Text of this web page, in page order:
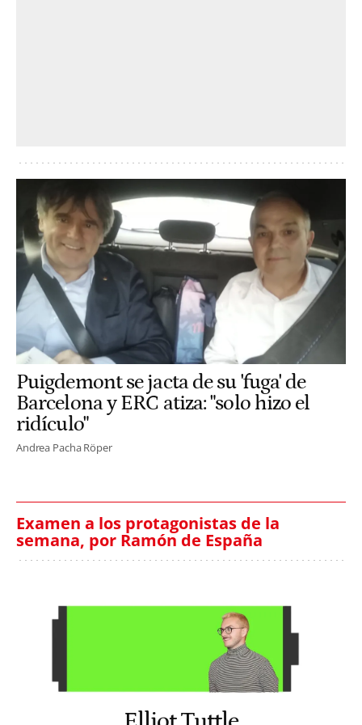
Puigdemont se jacta de su 'fuga' de
Barcelona y ERC atiza: "solo hizo el
ridículo"
Andrea Pacha Röper
Examen a los protagonistas de la
semana, por Ramón de España